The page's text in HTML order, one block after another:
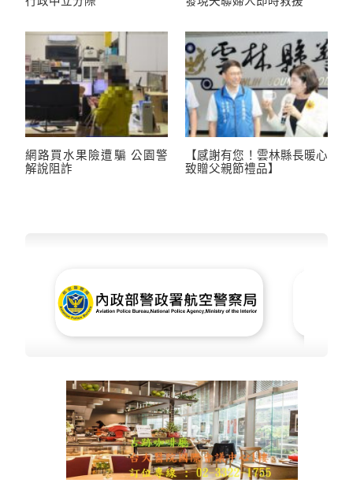
網路買水果險遭騙 公園警
解說阻詐
【感謝有您！雲林縣長暖心
致贈父親節禮品】